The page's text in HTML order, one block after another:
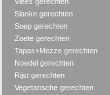
Slanke gerechten
Soep gerechten
Zoete gerechten
Tapas+Mezze gerechten
Noedel gerechten
Rijst gerechten
Vegetarische gerechten